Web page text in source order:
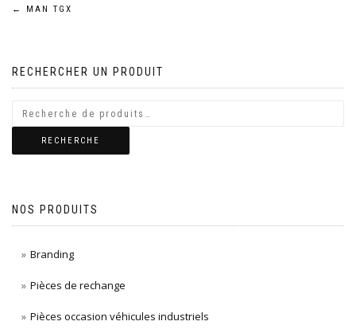
Navigation
l’article
← MAN TGX
RECHERCHER UN PRODUIT
RECHERCHE
NOS PRODUITS
Branding
Pièces de rechange
Pièces occasion véhicules industriels